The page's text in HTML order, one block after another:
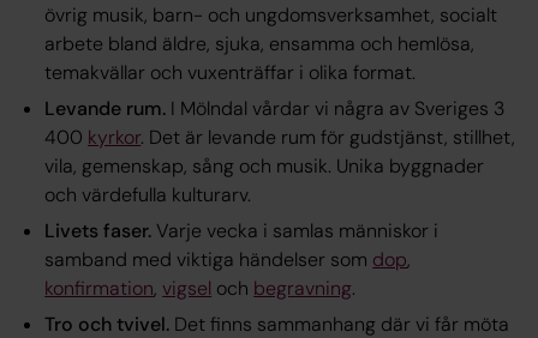
övrig musik, barn- och ungdomsverksamhet, socialt
arbete bland äldre, sjuka, ensamma och hemlösa,
temakvällar och vuxenträffar i olika format.
Levande rum. I Mölndal vårdar vi några av Sveriges 3
400 kyrkor. Det är levande rum för gudstjänst, stillhet,
vila, gemenskap, sång och musik. Unika byggnader
och värdefulla kulturarv.
Livets faser. Varje vecka i samlas människor i
samband med viktiga händelser som dop,
konfirmation,vigsel och begravning.
Tro och tvivel. Det finns sammanhang där vi får möta